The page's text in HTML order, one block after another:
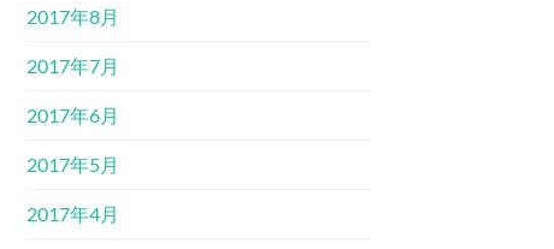
2017年8月
2017年7月
2017年6月
2017年5月
2017年4月